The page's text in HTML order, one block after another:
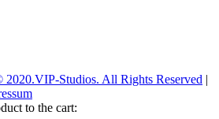
2020.VIP-Studios. All Rights Reserved |
to the cart: